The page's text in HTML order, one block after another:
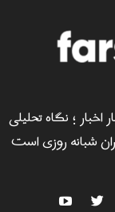
انتشار اخبار ؛ نگاه تحلیلی
شبانه روزی است